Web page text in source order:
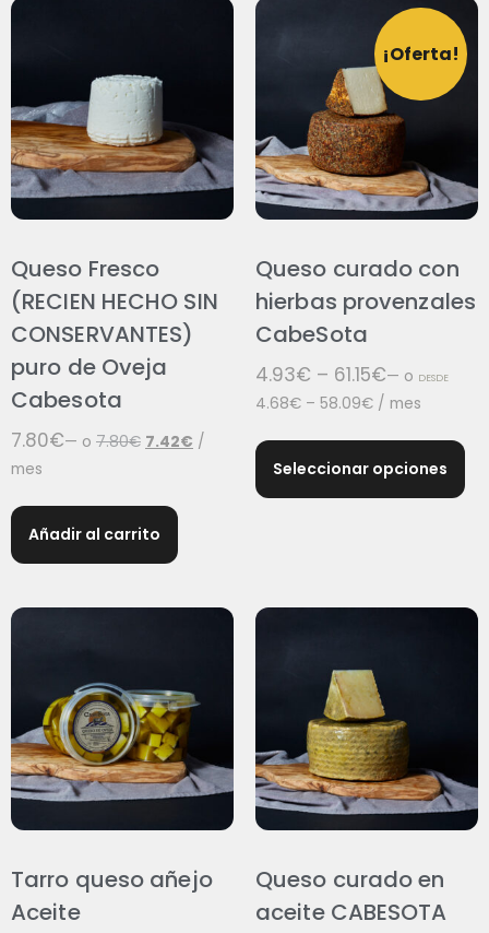
Queso Fresco
(RECIEN HECHO SIN
CONSERVANTES)
puro de Oveja
Cabesota
7.80€— o 7.80€ 7.42€ /
mes
Añadir al carrito
¡Oferta!
Queso curado con
hierbas provenzales
CabeSota
4.93€ – 61.15€— o DESDE
4.68€ – 58.09€ / mes
Seleccionar opciones
Tarro queso añejo
Aceite
Queso curado en
aceite CABESOTA